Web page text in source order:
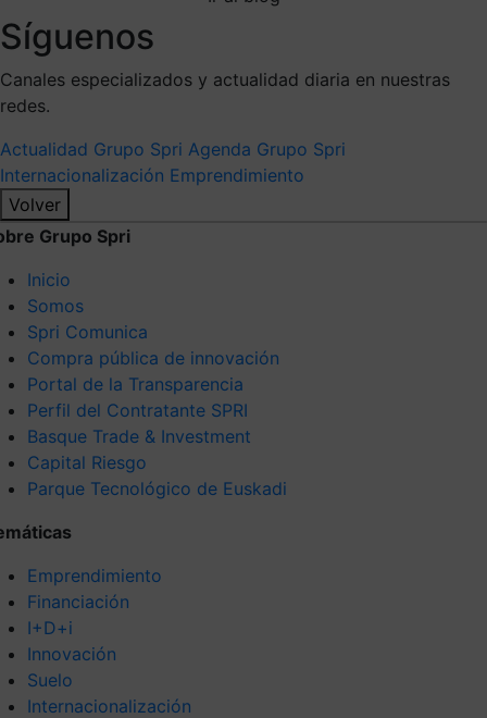
Síguenos
Canales especializados y actualidad diaria en nuestras
redes.
Actualidad Grupo Spri Agenda Grupo Spri
Internacionalización Emprendimiento
Volver
Grupo Spri
Inicio
Somos
Spri Comunica
Compra pública de innovación
Portal de la Transparencia
Perfil del Contratante SPRI
Basque Trade & Investment
Capital Riesgo
Parque Tecnológico de Euskadi
Emprendimiento
Financiación
I+D+i
Innovación
Suelo
Internacionalización